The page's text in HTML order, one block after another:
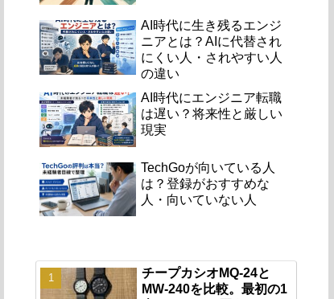
AI時代に生き残るエンジ
ニアとは？AIに代替され
にくい人・されやすい人
の違い
AI時代にエンジニア転職
は遅い？将来性と厳しい
現実
TechGoが向いている人
は？登録がおすすめな
人・向いていない人
チープカシオMQ-24と
MW-240を比較。最初の1